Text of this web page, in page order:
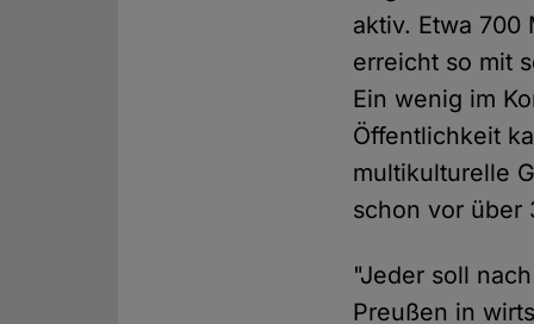
aktiv. Etwa 700
erreicht so mit
Ein wenig im
Öffentlichkeit
multikulturelle
schon vor über
"Jeder soll
Preußen in